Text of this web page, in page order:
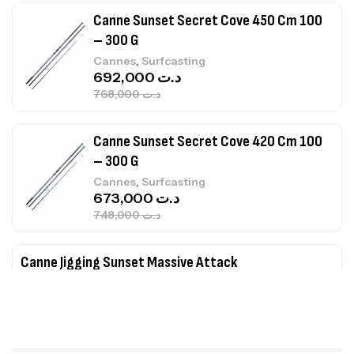
Canne Sunset Secret Cove 450 Cm 100
– 300 G
Cannes, Surfcasting
د.ت768,000
د.ت
Canne Sunset Secret Cove 420 Cm 100
– 300 G
Cannes, Surfcasting
د.ت748,000
د.ت
Canne Jigging Sunset Massive Attack